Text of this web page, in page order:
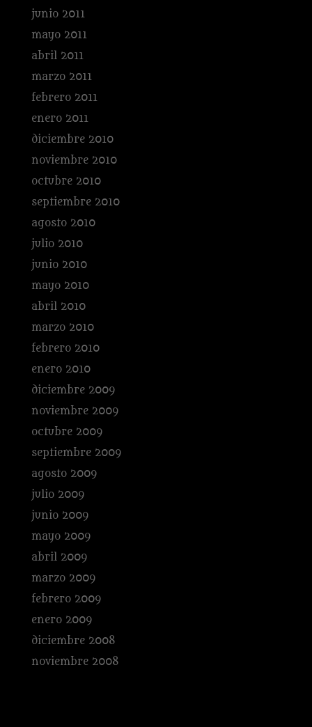
junio 2011
mayo 2011
abril 2011
marzo 2011
febrero 2011
enero 2011
diciembre 2010
noviembre 2010
octubre 2010
septiembre 2010
agosto 2010
julio 2010
junio 2010
mayo 2010
abril 2010
marzo 2010
febrero 2010
enero 2010
diciembre 2009
noviembre 2009
octubre 2009
septiembre 2009
agosto 2009
julio 2009
junio 2009
mayo 2009
abril 2009
marzo 2009
febrero 2009
enero 2009
diciembre 2008
noviembre 2008